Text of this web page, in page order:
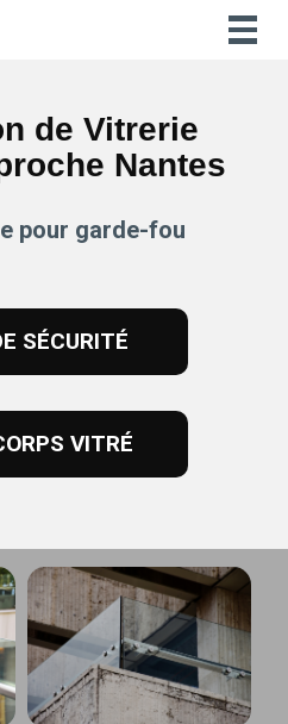
de Vitrerie
Nantes
pour garde-fou
SÉCURITÉ
VITRÉ